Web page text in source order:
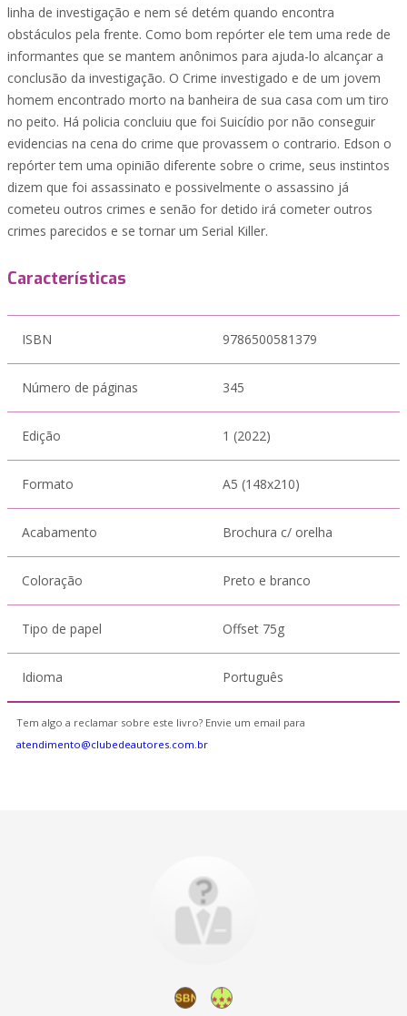
linha de investigação e nem sé detém quando encontra
obstáculos pela frente. Como bom repórter ele tem uma rede de
informantes que se mantem anônimos para ajuda-lo alcançar a
conclusão da investigação. O Crime investigado e de um jovem
homem encontrado morto na banheira de sua casa com um tiro
no peito. Há policia concluiu que foi Suicídio por não conseguir
evidencias na cena do crime que provassem o contrario. Edson o
repórter tem uma opinião diferente sobre o crime, seus instintos
dizem que foi assassinato e possivelmente o assassino já
cometeu outros crimes e senão for detido irá cometer outros
crimes parecidos e se tornar um Serial Killer.
Características
ISBN 9786500581379
Número de páginas 345
Edição 1 (2022)
Formato A5 (148x210)
Acabamento Brochura c/ orelha
Coloração Preto e branco
Tipo de papel Offset 75g
Idioma Português
Tem algo a reclamar sobre este livro? Envie um email para
atendimento@clubedeautores.com.br